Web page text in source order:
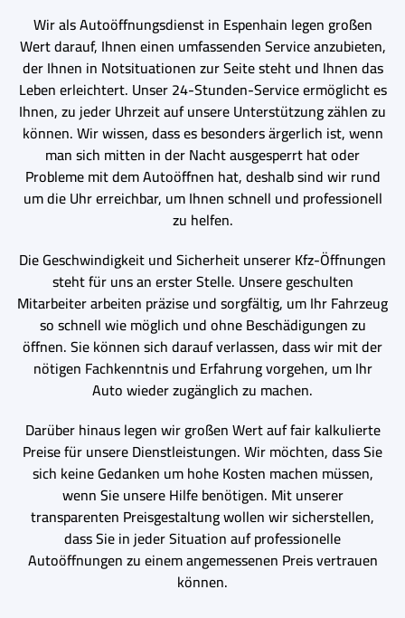
Wir als Autoöffnungsdienst in Espenhain legen großen
Wert darauf, Ihnen einen umfassenden Service anzubieten,
der Ihnen in Notsituationen zur Seite steht und Ihnen das
Leben erleichtert. Unser 24-Stunden-Service ermöglicht es
Ihnen, zu jeder Uhrzeit auf unsere Unterstützung zählen zu
können. Wir wissen, dass es besonders ärgerlich ist, wenn
man sich mitten in der Nacht ausgesperrt hat oder
Probleme mit dem Autoöffnen hat, deshalb sind wir rund
um die Uhr erreichbar, um Ihnen schnell und professionell
zu helfen.
Die Geschwindigkeit und Sicherheit unserer Kfz-Öffnungen
steht für uns an erster Stelle. Unsere geschulten
Mitarbeiter arbeiten präzise und sorgfältig, um Ihr Fahrzeug
so schnell wie möglich und ohne Beschädigungen zu
öffnen. Sie können sich darauf verlassen, dass wir mit der
nötigen Fachkenntnis und Erfahrung vorgehen, um Ihr
Auto wieder zugänglich zu machen.
Darüber hinaus legen wir großen Wert auf fair kalkulierte
Preise für unsere Dienstleistungen. Wir möchten, dass Sie
sich keine Gedanken um hohe Kosten machen müssen,
wenn Sie unsere Hilfe benötigen. Mit unserer
transparenten Preisgestaltung wollen wir sicherstellen,
dass Sie in jeder Situation auf professionelle
Autoöffnungen zu einem angemessenen Preis vertrauen
können.